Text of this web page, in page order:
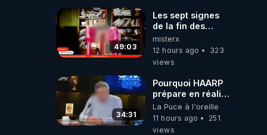
49:03
Les sept signes
de la fin des
temps selon
l’intervenant
misterx
12 hours ago
323
views
34:31
Pourquoi HAARP
prépare en réalité
un CHAOS
climatique, on
répond
La Puce à l'oreille
11 hours ago
251
views